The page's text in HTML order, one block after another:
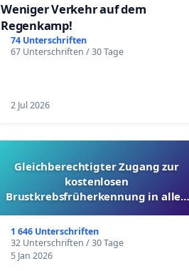
Weniger Verkehr auf dem
Regenkamp!
74 Unterschriften
67 Unterschriften / 30 Tage
2 Jul 2026
Gleichberechtigter Zugang zur
kostenlosen
Brustkrebsfrüherkennung in allen
1 646 Unterschriften
32 Unterschriften / 30 Tage
5 Jan 2026